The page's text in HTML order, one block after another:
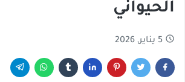
الحيواني
5 يناير, 2026